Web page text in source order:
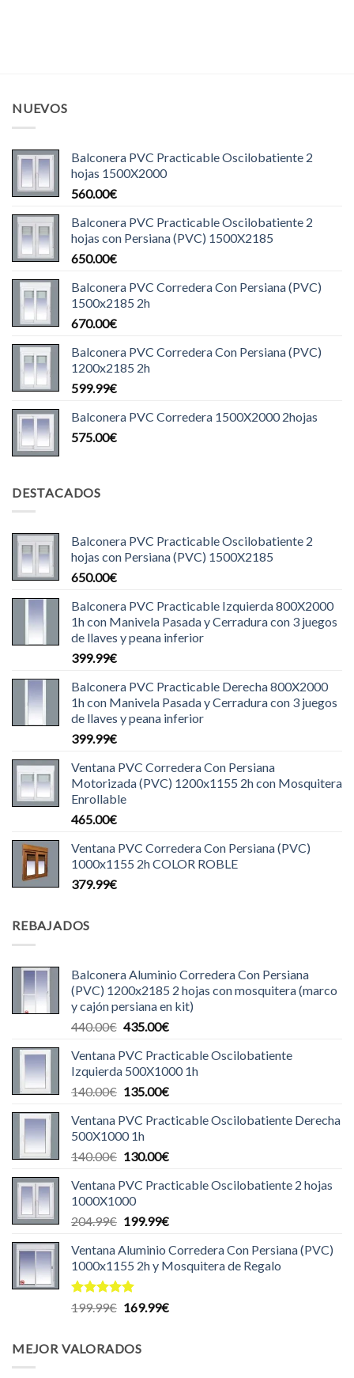
NUEVOS
Balconera PVC Practicable Oscilobatiente 2
hojas 1500X2000
560.00€
Balconera PVC Practicable Oscilobatiente 2
hojas con Persiana (PVC) 1500X2185
650.00€
Balconera PVC Corredera Con Persiana (PVC)
1500x2185 2h
670.00€
Balconera PVC Corredera Con Persiana (PVC)
1200x2185 2h
599.99€
Balconera PVC Corredera 1500X2000 2hojas
575.00€
DESTACADOS
Balconera PVC Practicable Oscilobatiente 2
hojas con Persiana (PVC) 1500X2185
650.00€
Balconera PVC Practicable Izquierda 800X2000
1h con Manivela Pasada y Cerradura con 3 juegos
de llaves y peana inferior
399.99€
Balconera PVC Practicable Derecha 800X2000
1h con Manivela Pasada y Cerradura con 3 juegos
de llaves y peana inferior
399.99€
Ventana PVC Corredera Con Persiana
Motorizada (PVC) 1200x1155 2h con Mosquitera
Enrollable
465.00€
Ventana PVC Corredera Con Persiana (PVC)
1000x1155 2h COLOR ROBLE
379.99€
REBAJADOS
Balconera Aluminio Corredera Con Persiana
(PVC) 1200x2185 2 hojas con mosquitera (marco
y cajón persiana en kit)
440.00€ El
original
era:
440.00€.
435.00€El
actual
es:
435.00€.
Ventana PVC Practicable Oscilobatiente
Izquierda 500X1000 1h
140.00€ El
original
era:
140.00€.
135.00€El
actual
135.00€.
Ventana PVC Practicable Oscilobatiente Derecha
500X1000 1h
140.00€ El
original
era:
140.00€.
130.00€El
actual
130.00€.
Ventana PVC Practicable Oscilobatiente 2 hojas
1000X1000
204.99€ El
original
era:
204.99€.
199.99€El
actual
es:
Ventana Aluminio Corredera Con Persiana (PVC)
1000x1155 2h y Mosquitera de Regalo
Valorado
199.99€ El
era:
169.99€El
MEJOR VALORADOS